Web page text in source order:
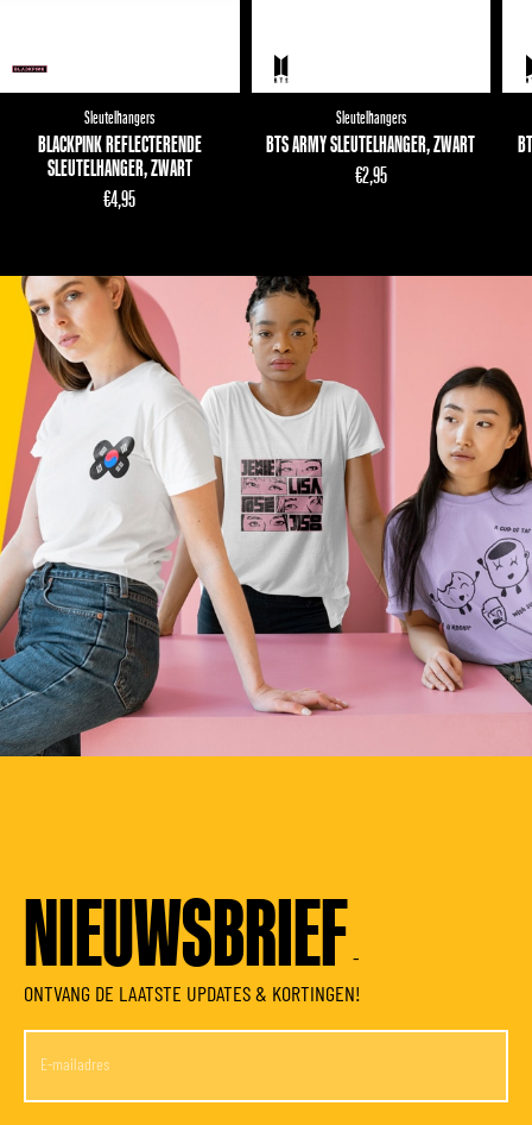
Sleutelhangers
BLACKPINK REFLECTERENDE
SLEUTELHANGER, ZWART
€4,95
Sleutelhangers
BTS ARMY SLEUTELHANGER, ZWART
€2,95
NIEUWSBRIEF -
ONTVANG DE LAATSTE UPDATES & KORTINGEN!